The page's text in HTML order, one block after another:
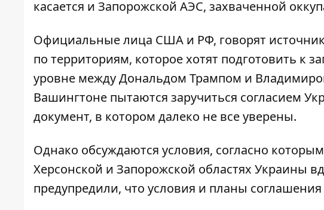
касается и Запорожской АЭС, захваченной
Официальные лица США и РФ, говорят
по территориям, которое хотят подготовить к
уровне между Дональдом Трампом и
Вашингтоне пытаются заручиться согласием
документ, в котором далеко не все уверены.
Однако обсуждаются условия, согласно
Херсонской и Запорожской областях Украины
предупредили, что условия и планы